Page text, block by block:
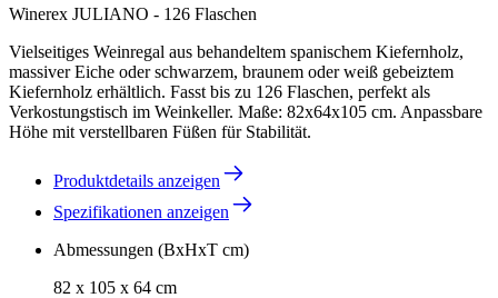
Winerex JULIANO - 126 Flaschen
Vielseitiges Weinregal aus behandeltem spanischem Kiefernholz,
massiver Eiche oder schwarzem, braunem oder weiß gebeiztem
Kiefernholz erhältlich. Fasst bis zu 126 Flaschen, perfekt als
Verkostungstisch im Weinkeller. Maße: 82x64x105 cm. Anpassbare
Höhe mit verstellbaren Füßen für Stabilität.
Produktdetails anzeigen
Spezifikationen anzeigen
Abmessungen (BxHxT cm)
82 x 105 x 64 cm